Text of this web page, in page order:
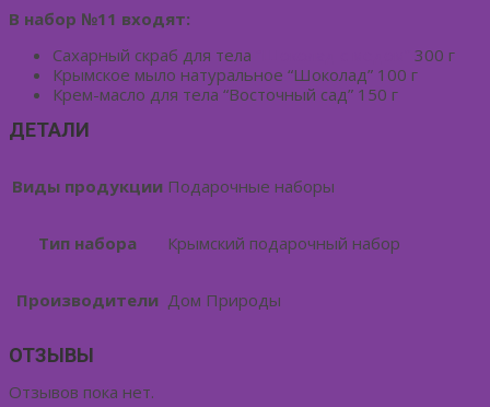
В набор №11 входят:
Сахарный скраб для тела
300 г
Крымское мыло натуральное “Шоколад” 100 г
Крем-масло для тела “Восточный сад” 150 г
ДЕТАЛИ
Виды продукции Подарочные наборы
Тип набора Крымский подарочный набор
Производители Дом Природы
ОТЗЫВЫ
Отзывов пока нет.